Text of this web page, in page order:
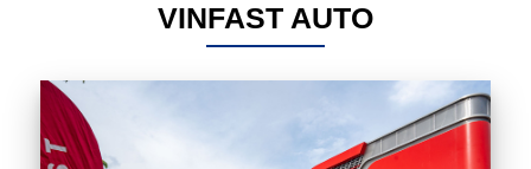
VINFAST AUTO